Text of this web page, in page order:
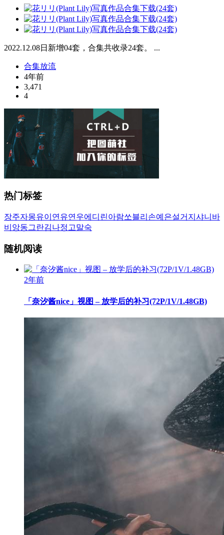
2022.12.08日新增04套，合集共收录24套。 ...
合集放流
4年前
3,471
4
热门标签
장주자몽유이 연유연우에디린아람쏘블리 손예은설거지 샤니 바
비앙동그란김나정 고말숙
随机阅读
2年前
「奈汐酱nice」视图 – 放学后的补习(72P/1V/1.48GB)